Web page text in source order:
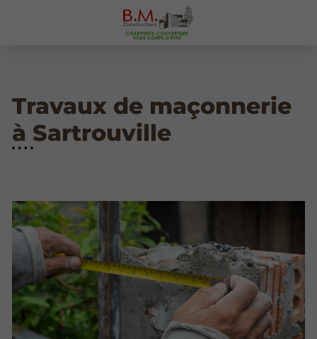
Travaux de maçonnerie
à Sartrouville